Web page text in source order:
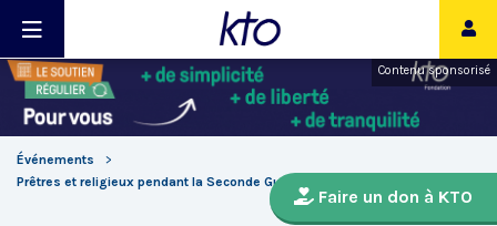
Contenu sponsorisé
Événements
Prêtres et religieux pendant la Seconde Guerre mondiale
Faire un don à KTO